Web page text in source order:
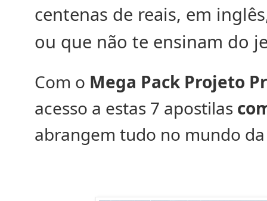
centenas de reais, em
ou que não te ensinam do
Com o Mega Pack Projeto
acesso a estas 7 apostilas
abrangem tudo no mundo